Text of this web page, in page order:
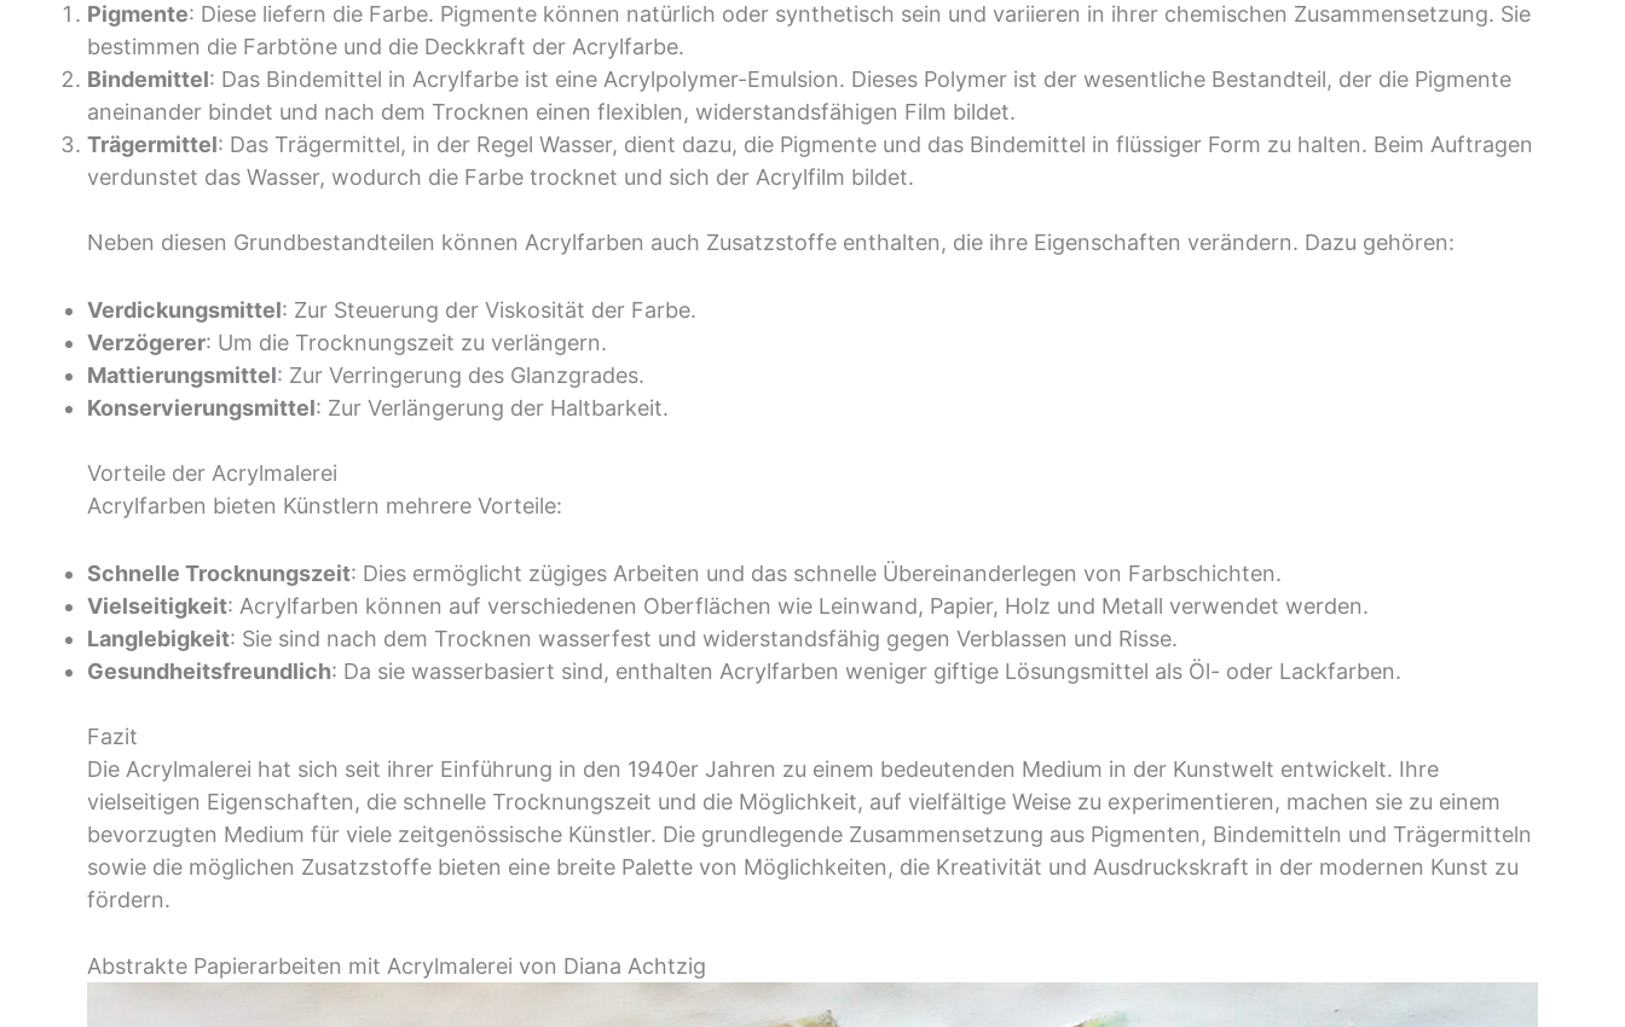
Pigmente: Diese liefern die Farbe. Pigmente können natürlich oder synthetisch sein und variieren in ihrer chemischen Zusammensetzung. Sie
bestimmen die Farbtöne und die Deckkraft der Acrylfarbe.
Bindemittel: Das Bindemittel in Acrylfarbe ist eine Acrylpolymer-Emulsion. Dieses Polymer ist der wesentliche Bestandteil, der die Pigmente
aneinander bindet und nach dem Trocknen einen flexiblen, widerstandsfähigen Film bildet.
Trägermittel: Das Trägermittel, in der Regel Wasser, dient dazu, die Pigmente und das Bindemittel in flüssiger Form zu halten. Beim Auftragen
verdunstet das Wasser, wodurch die Farbe trocknet und sich der Acrylfilm bildet.
Neben diesen Grundbestandteilen können Acrylfarben auch Zusatzstoffe enthalten, die ihre Eigenschaften verändern. Dazu gehören:
Verdickungsmittel: Zur Steuerung der Viskosität der Farbe.
Verzögerer: Um die Trocknungszeit zu verlängern.
Mattierungsmittel: Zur Verringerung des Glanzgrades.
Konservierungsmittel: Zur Verlängerung der Haltbarkeit.
Vorteile der Acrylmalerei
Acrylfarben bieten Künstlern mehrere Vorteile:
Schnelle Trocknungszeit: Dies ermöglicht zügiges Arbeiten und das schnelle Übereinanderlegen von Farbschichten.
Vielseitigkeit: Acrylfarben können auf verschiedenen Oberflächen wie Leinwand, Papier, Holz und Metall verwendet werden.
Langlebigkeit: Sie sind nach dem Trocknen wasserfest und widerstandsfähig gegen Verblassen und Risse.
Gesundheitsfreundlich: Da sie wasserbasiert sind, enthalten Acrylfarben weniger giftige Lösungsmittel als Öl- oder Lackfarben.
Fazit
Die Acrylmalerei hat sich seit ihrer Einführung in den 1940er Jahren zu einem bedeutenden Medium in der Kunstwelt entwickelt. Ihre
vielseitigen Eigenschaften, die schnelle Trocknungszeit und die Möglichkeit, auf vielfältige Weise zu experimentieren, machen sie zu einem
bevorzugten Medium für viele zeitgenössische Künstler. Die grundlegende Zusammensetzung aus Pigmenten, Bindemitteln und Trägermitteln
sowie die möglichen Zusatzstoffe bieten eine breite Palette von Möglichkeiten, die Kreativität und Ausdruckskraft in der modernen Kunst zu
fördern.
Abstrakte Papierarbeiten mit Acrylmalerei von Diana Achtzig